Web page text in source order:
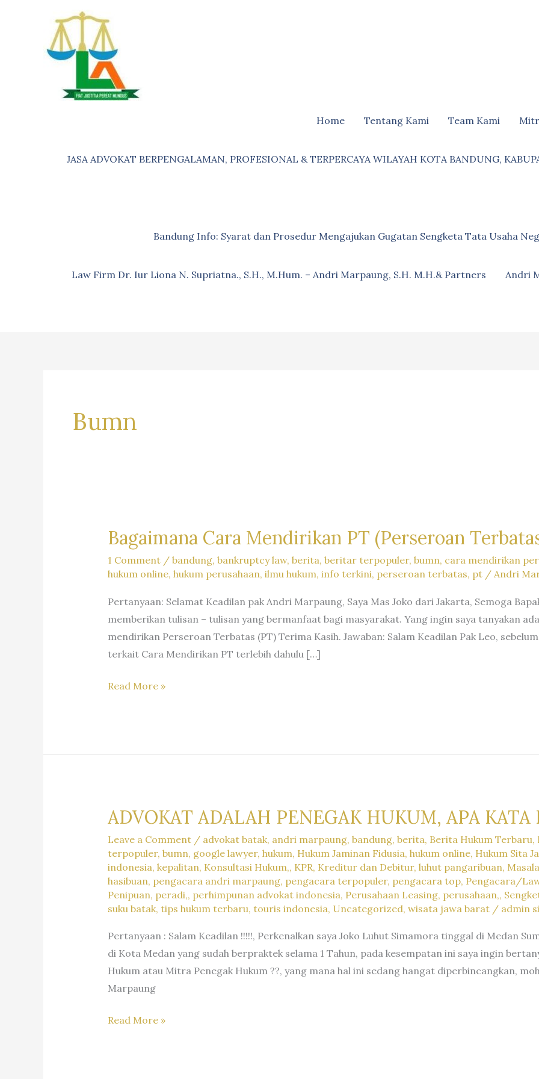
Home Tentang Kami Team Kami
JASA ADVOKAT BERPENGALAMAN, PROFESIONAL & TERPERCAYA WILAYAH KOTA BANDUNG,
Bandung Info: Syarat dan Prosedur Mengajukan Gugatan Sengketa Tata Usaha
Law Firm Dr. Iur Liona N. Supriatna., S.H., M.Hum. – Andri Marpaung, S.H. M.H.& Partners Andri
Bumn
Bagaimana Cara Mendirikan PT (Perseroan
1 Comment / bandung, bankruptcy law, berita, beritar terpopuler, bumn, cara mendirikan
hukum online, hukum perusahaan, ilmu hukum, info terkini, perseroan terbatas, pt/ Andri
Pertanyaan: Selamat Keadilan pak Andri Marpaung, Saya Mas Joko dari Jakarta, Semoga
memberikan tulisan – tulisan yang bermanfaat bagi masyarakat. Yang ingin saya tanyakan
mendirikan Perseroan Terbatas (PT) Terima Kasih. Jawaban: Salam Keadilan Pak Leo,
terkait Cara Mendirikan PT terlebih dahulu […]
Bagaimana
(Perseroan
Read More »
ADVOKAT ADALAH PENEGAK HUKUM, APA KATA
Leave a Comment / advokat batak, andri marpaung, bandung, berita, Berita Hukum Terbaru,
terpopuler, bumn, google lawyer, hukum, Hukum Jaminan Fidusia, hukum online, Hukum Sita
indonesia, kepalitan, Konsultasi Hukum,, KPR, Kreditur dan Debitur, luhut pangaribuan,
hasibuan, pengacara andri marpaung, pengacara terpopuler, pengacara top, Pengacara/
Penipuan, peradi,, perhimpunan advokat indonesia, Perusahaan Leasing, perusahaan,,
suku batak, tips hukum terbaru, touris indonesia, Uncategorized, wisata jawa barat/ admin
Pertanyaan : Salam Keadilan !!!!!, Perkenalkan saya Joko Luhut Simamora tinggal di Medan
di Kota Medan yang sudah berpraktek selama 1 Tahun, pada kesempatan ini saya ingin
Hukum atau Mitra Penegak Hukum ??, yang mana hal ini sedang hangat diperbincangkan,
Marpaung
ADVOKAT
Read More »